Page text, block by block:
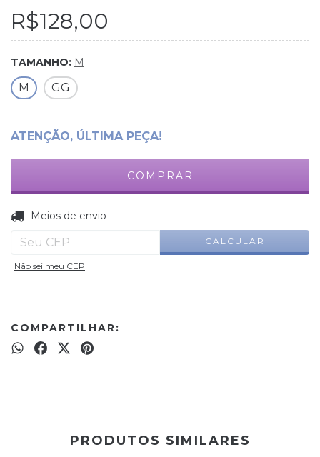
R$128,00
TAMANHO: M
M GG
ATENÇÃO, ÚLTIMA PEÇA!
Entregas para o CEP:
Meios de envio
CALCULAR
Não sei meu CEP
COMPARTILHAR:
PRODUTOS SIMILARES